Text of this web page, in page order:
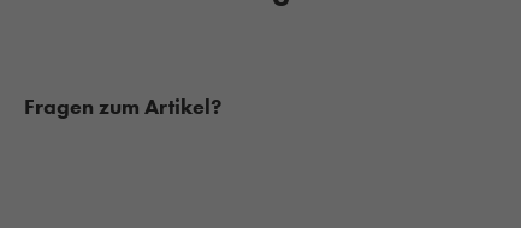
Fragen zum Artikel?